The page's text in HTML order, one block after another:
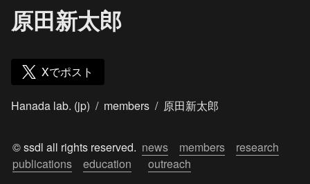
原田新太郎
Xでポスト
Hanada lab. (jp) / members / 原田新太郎
© ssdl all rights reserved. news members
research
publications
education outreach